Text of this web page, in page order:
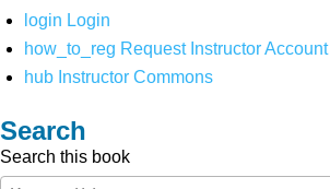
login Login
how_to_reg Request Instructor Account
hub Instructor Commons
Search
Search this book